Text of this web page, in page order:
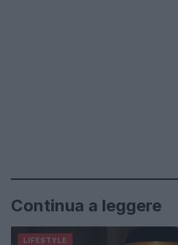
Continua a leggere
LIFESTYLE